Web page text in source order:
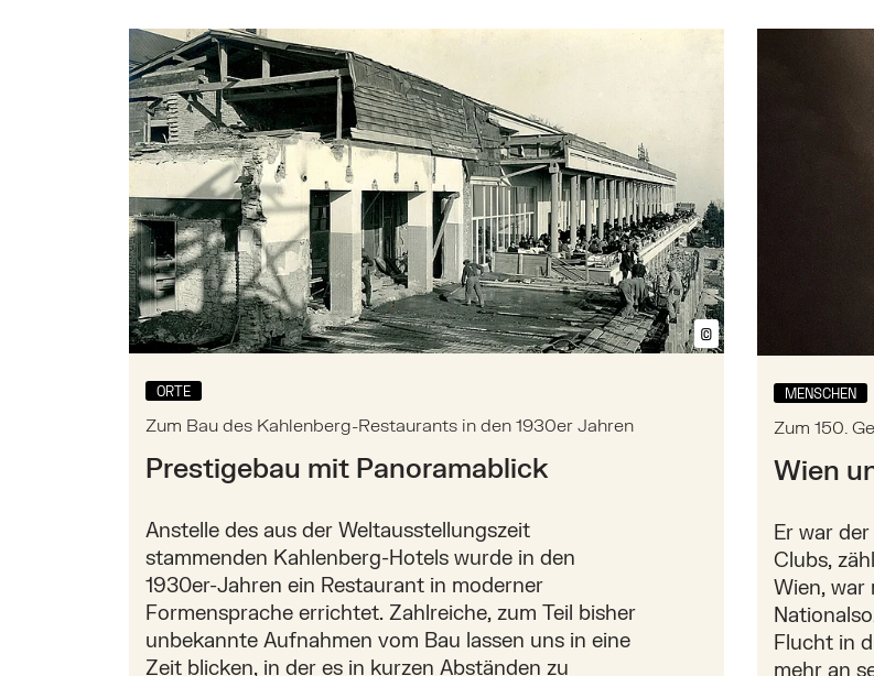
Hauptinhalt
© Bildtext
ORTE
Zum Bau des Kahlenberg-Restaurants in den 1930er Jahren
Prestigebau mit Panoramablick
Anstelle des aus der Weltausstellungszeit
stammenden Kahlenberg-Hotels wurde in den
1930er-Jahren ein Restaurant in moderner
Formensprache errichtet. Zahlreiche, zum Teil bisher
unbekannte Aufnahmen vom Bau lassen uns in eine
Zeit blicken, in der es in kurzen Abständen zu
Mehr zu: Zum Bau des Kahlenberg-Restaurants in den 1930er Jahren
MENSCHEN
Zum 150.
Wien
Er war
Clubs,
Wien,
Flucht in
mehr an
Mehr zu: